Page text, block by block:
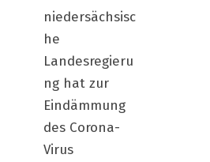
niedersächsisc
he
Landesregieru
ng hat zur
Eindämmung
des Corona-
Virus